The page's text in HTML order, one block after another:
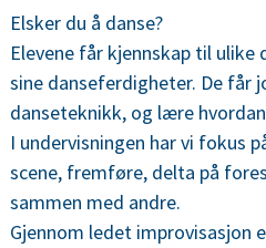
Elsker du å danse?
Elevene får kjennskap til
sine danseferdigheter. De får
danseteknikk, og lære
I undervisningen har vi fokus
scene, fremføre, delta på
sammen med andre.
Gjennom ledet improvisasjon